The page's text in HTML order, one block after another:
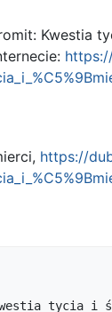
Kwestia
https://